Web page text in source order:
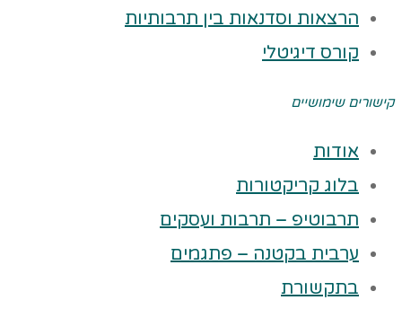
הרצאות וסדנאות בין תרבותיות
קורס דיגיטלי
קישורים שימושיים
אודות
בלוג קריקטורות
תרבוטיפ – תרבות ועסקים
ערבית בקטנה – פתגמים
בתקשורת